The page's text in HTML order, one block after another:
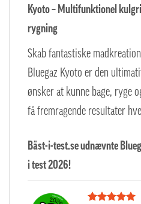
Kyoto – Multifunktionel
rygning
Skab fantastiske
Bluegaz Kyoto er den
ønsker at kunne bage, ryge
få fremragende resultater
Bäst-i-test.se udnævnte
i test 2026!